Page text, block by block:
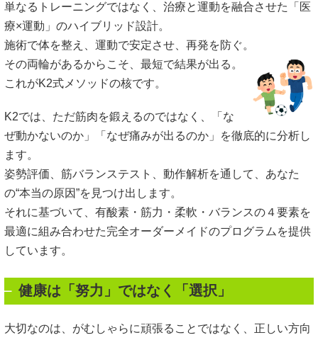
単なるトレーニングではなく、治療と運動を融合させた「医
療×運動」のハイブリッド設計。
施術で体を整え、運動で安定させ、再発を防ぐ。
その両輪があるからこそ、最短で結果が出る。
これがK2式メソッドの核です。
K2では、ただ筋肉を鍛えるのではなく、「な
ぜ動かないのか」「なぜ痛みが出るのか」を徹底的に分析し
ます。
姿勢評価、筋バランステスト、動作解析を通して、あなた
の“本当の原因”を見つけ出します。
それに基づいて、有酸素・筋力・柔軟・バランスの４要素を
最適に組み合わせた完全オーダーメイドのプログラムを提供
しています。
健康は「努力」ではなく「選択」
大切なのは、がむしゃらに頑張ることではなく、正しい方向